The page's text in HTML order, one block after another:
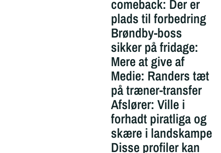
comeback: Der er
plads til forbedring
Brøndby-boss
sikker på fridage:
Mere at give af
Medie: Randers tæt
på træner-transfer
Afslører: Ville i
forhadt piratliga og
skære i landskampe
Disse profiler kan